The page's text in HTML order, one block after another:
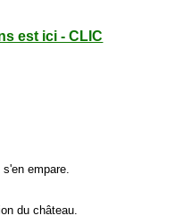
est ici - CLIC
empare.
du château.